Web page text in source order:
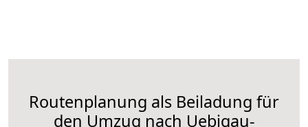
Routenplanung als Beiladung für
den Umzug nach Uebigau-